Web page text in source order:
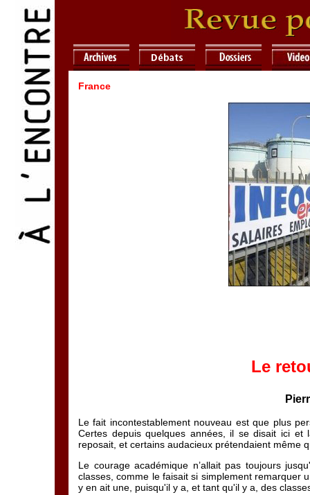
France
Le
Le fait incontestablement nouveau est que plus
Certes depuis quelques années, il se disait ici et
reposait, et certains audacieux prétendaient même
Le courage académique n’allait pas toujours
classes, comme le faisait si simplement remarquer
y en ait une, puisqu'il y a, et tant qu'il y a, des